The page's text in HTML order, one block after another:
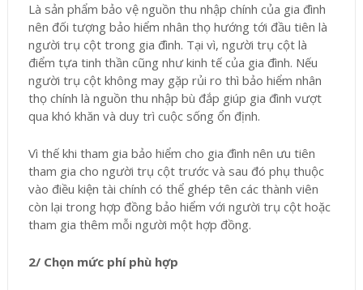
Là sản phẩm bảo vệ nguồn thu nhập chính của gia đình
nên đối tượng bảo hiểm nhân thọ hướng tới đầu tiên là
người trụ cột trong gia đình. Tại vì, người trụ cột là
điểm tựa tinh thần cũng như kinh tế của gia đình. Nếu
người trụ cột không may gặp rủi ro thì bảo hiểm nhân
thọ chính là nguồn thu nhập bù đắp giúp gia đình vượt
qua khó khăn và duy trì cuộc sống ổn định.
Vì thế khi tham gia bảo hiểm cho gia đình nên ưu tiên
tham gia cho người trụ cột trước và sau đó phụ thuộc
vào điều kiện tài chính có thể ghép tên các thành viên
còn lại trong hợp đồng bảo hiểm với người trụ cột hoặc
tham gia thêm mỗi người một hợp đồng.
2/ Chọn mức phí phù hợp